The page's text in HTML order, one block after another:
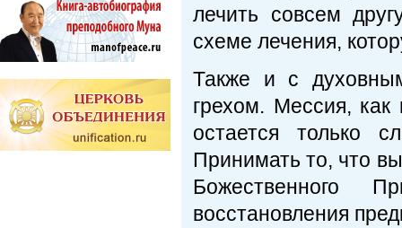
лечить совсем
схеме лечения,
Также и с
грехом. Мессия, как
остается только
Принимать то, что
Божественного
восстановления